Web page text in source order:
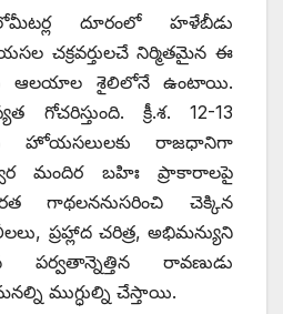
దూరంలో హళేబీడు
చక్రవర్తులచే నిర్మితమైన ఈ
ఆలయాల శైలిలోనే ఉంటాయి.
క్రీ.శ. 12-13
హోయసలులకు రాజధానిగా
మందిర బహిః ప్రాకారాలపై
చెక్కిన
ప్రహ్లాద చరిత్ర, అభిమన్యుని
పర్వతాన్నెత్తిన రావణుడు
ముగ్ధుల్ని చేస్తాయి.